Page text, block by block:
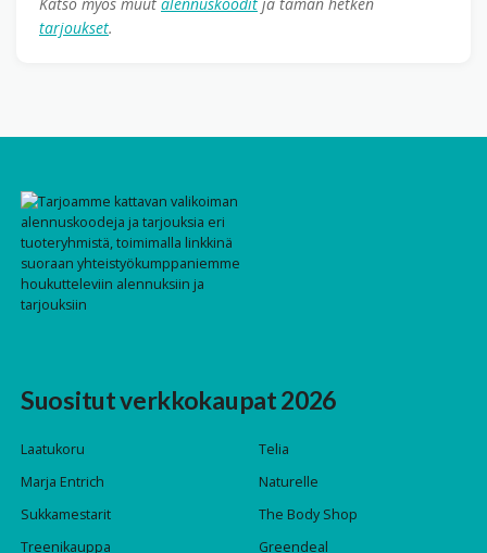
tarjoukset.
Suositut verkkokaupat 2026
Laatukoru
Telia
Marja Entrich
Naturelle
Sukkamestarit
The Body Shop
Treenikauppa
Greendeal